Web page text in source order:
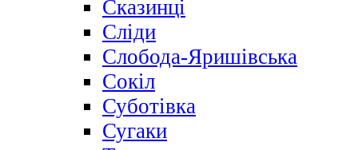
Сказинці
Сліди
Слобода-Яришівська
Сокіл
Суботівка
Сугаки